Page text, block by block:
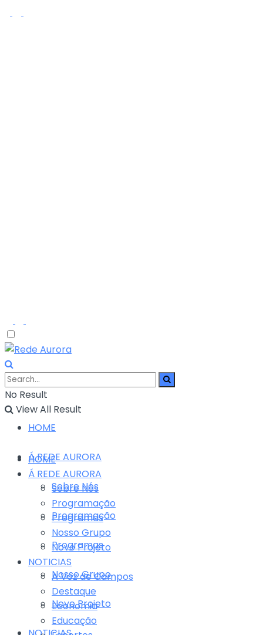
No Result
View All Result
HOME
Á REDE AURORA
Sobre Nós
Programação
Programas
Nosso Grupo
Novo Projeto
HOME
Á REDE AURORA
Sobre Nós
Programação
Programas
Nosso Grupo
Novo Projeto
NOTICIAS
A Voz de Campos
Destaque
Economia
Educação